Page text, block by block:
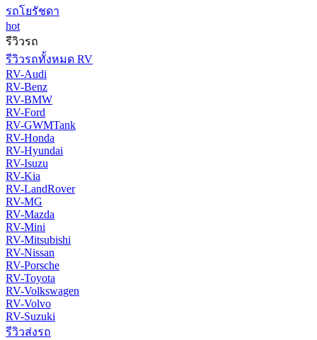
รถโยรัชดา
hot
รีวิวรถ
รีวิวรถทั้งหมด RV
RV-Audi
RV-Benz
RV-BMW
RV-Ford
RV-GWMTank
RV-Honda
RV-Hyundai
RV-Isuzu
RV-Kia
RV-LandRover
RV-MG
RV-Mazda
RV-Mini
RV-Mitsubishi
RV-Nissan
RV-Porsche
RV-Toyota
RV-Volkswagen
RV-Volvo
RV-Suzuki
รีวิวส่งรถ